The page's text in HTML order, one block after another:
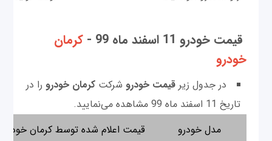
قیمت خودرو 11 اسفند ماه 99 -
کرمان
خودرو
در جدول زیر قیمت خودرو شرکت کرمان خودرو را در
تاریخ 11 اسفند ماه 99 مشاهده می‌نمایید.
مدل خودرو
قیمت اعلام شده توسط کرمان خودرو